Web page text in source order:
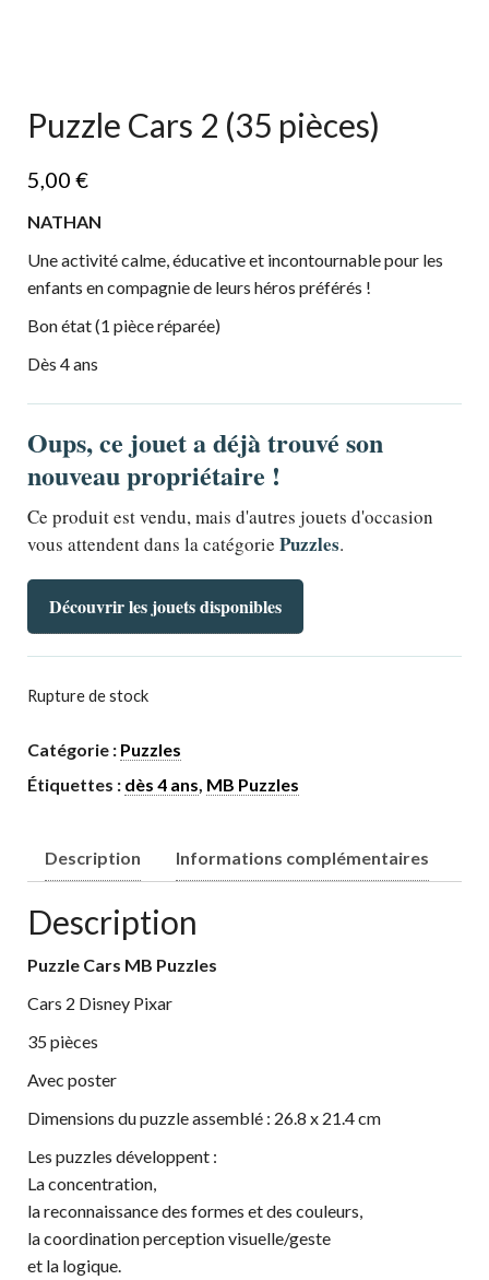
Puzzle Cars 2 (35 pièces)
5,00 €
NATHAN
Une activité calme, éducative et incontournable pour les
enfants en compagnie de leurs héros préférés !
Bon état (1 pièce réparée)
Dès 4 ans
Oups, ce jouet a déjà trouvé son
nouveau propriétaire !
Ce produit est vendu, mais d'autres jouets d'occasion
vous attendent dans la catégorie Puzzles.
Découvrir les jouets disponibles
Rupture de stock
Catégorie : Puzzles
Étiquettes : dès 4 ans MB Puzzles
Description Informations complémentaires
Description
Puzzle Cars MB Puzzles
Cars 2 Disney Pixar
35 pièces
Avec poster
Dimensions du puzzle assemblé : 26.8 x 21.4 cm
Les puzzles développent :
La concentration,
la reconnaissance des formes et des couleurs,
la coordination perception visuelle/geste
et la logique.